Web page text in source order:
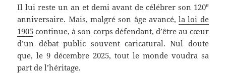
Il lui reste un an et demi avant de célébrer son 120e
anniversaire. Mais, malgré son âge avancé,la loi de
1905 continue, à son corps défendant, d’être au cœur
d’un débat public souvent caricatural. Nul doute
que, le 9 décembre 2025, tout le monde voudra sa
part de l’héritage.